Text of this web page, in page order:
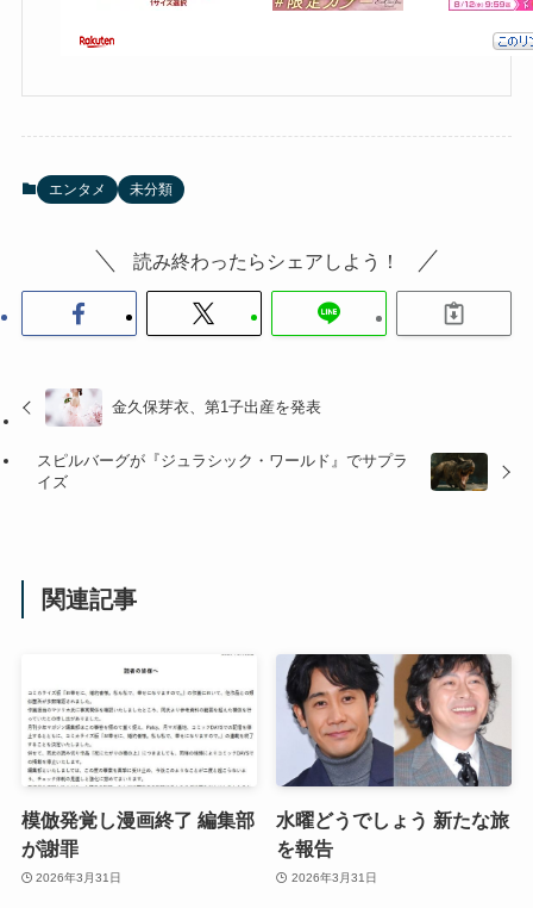
エンタメ 未分類
読み終わったらシェアしよう！
金久保芽衣、第1子出産を発表
スピルバーグが『ジュラシック・ワールド』でサプラ
イズ
関連記事
模倣発覚し漫画終了 編集部
が謝罪
2026年3月31日
水曜どうでしょう 新たな旅
を報告
2026年3月31日